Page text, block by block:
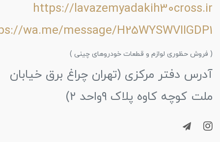
https://lavazemyadakih30cross.ir
wa.me/message/H25WYSWVIIGDP1
( فروش حظوری لوازم و قطعات خودروهای چینی )
آدرس دفتر مرکزی (تهران چراغ برق خیابان
ملت کوچه کاوه پلاک ۹واحد ۲)